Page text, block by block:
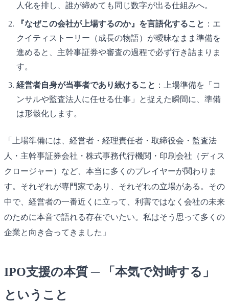
人化を排し、誰が締めても同じ数字が出る仕組みへ。
『なぜこの会社が上場するのか』を言語化すること ：エ
クイティストーリー（成長の物語）が曖昧なまま準備を
進めると、主幹事証券や審査の過程で必ず行き詰まりま
す。
経営者自身が当事者であり続けること ：上場準備を「コ
ンサルや監査法人に任せる仕事」と捉えた瞬間に、準備
は形骸化します。
「上場準備には、経営者・経理責任者・取締役会・監査法
人・主幹事証券会社・株式事務代行機関・印刷会社（ディス
クロージャー）など、本当に多くのプレイヤーが関わりま
す。それぞれが専門家であり、それぞれの立場がある。その
中で、経営者の一番近くに立って、利害ではなく会社の未来
のために本音で語れる存在でいたい。私はそう思って多くの
企業と向き合ってきました」
IPO支援の本質 ─ 「本気で対峙する」
ということ